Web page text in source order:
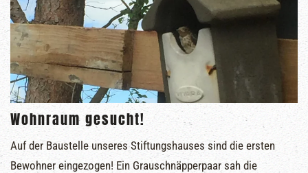
Wohnraum gesucht!
Auf der Baustelle unseres Stiftungshauses sind die ersten
Bewohner eingezogen! Ein Grauschnäpperpaar sah die